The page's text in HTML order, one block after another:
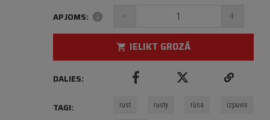
APJOMS: info - +
shopping_cart IELIKT GROZĀ
DALIES:
TAGI: rust rusty rūsa izpuvis